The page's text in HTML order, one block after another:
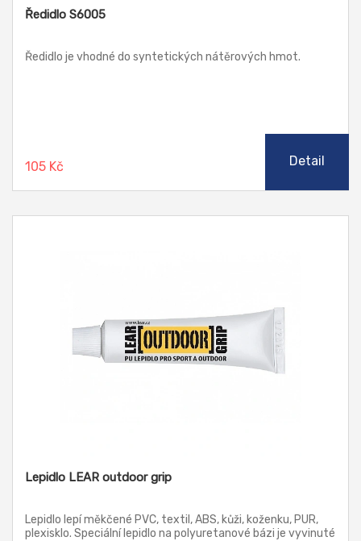
Ředidlo S6005
Ředidlo je vhodné do syntetických nátěrových hmot.
105 Kč Detail
Lepidlo LEAR outdoor grip
Lepidlo lepí měkčené PVC, textil, ABS, kůži, koženku, PUR,
plexisklo. Speciální lepidlo na polyuretanové bázi je vyvinuté